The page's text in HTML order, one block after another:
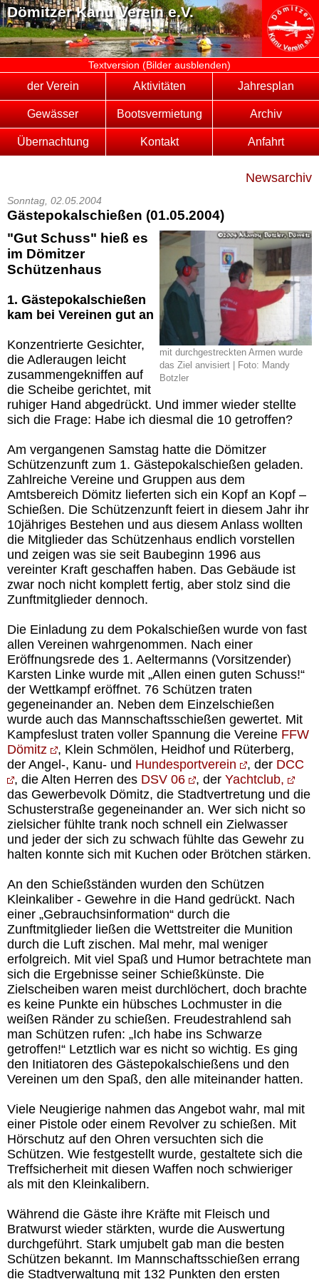
Dömitzer Kanu Verein e.V.
Textversion (Bilder ausblenden)
der Verein Aktivitäten Jahresplan
Gewässer Bootsvermietung Archiv
Übernachtung Kontakt Anfahrt
Newsarchiv
Sonntag, 02.05.2004
Gästepokalschießen (01.05.2004)
mit durchgestreckten Armen wurde
das Ziel anvisiert | Foto: Mandy
Botzler
"Gut Schuss" hieß es
im Dömitzer
Schützenhaus
1. Gästepokalschießen
kam bei Vereinen gut an
Konzentrierte Gesichter,
die Adleraugen leicht
zusammengekniffen auf
die Scheibe gerichtet, mit
ruhiger Hand abgedrückt. Und immer wieder stellte
sich die Frage: Habe ich diesmal die 10 getroffen?
Am vergangenen Samstag hatte die Dömitzer
Schützenzunft zum 1. Gästepokalschießen geladen.
Zahlreiche Vereine und Gruppen aus dem
Amtsbereich Dömitz lieferten sich ein Kopf an Kopf –
Schießen. Die Schützenzunft feiert in diesem Jahr ihr
10jähriges Bestehen und aus diesem Anlass wollten
die Mitglieder das Schützenhaus endlich vorstellen
und zeigen was sie seit Baubeginn 1996 aus
vereinter Kraft geschaffen haben. Das Gebäude ist
zwar noch nicht komplett fertig, aber stolz sind die
Zunftmitglieder dennoch.
Die Einladung zu dem Pokalschießen wurde von fast
allen Vereinen wahrgenommen. Nach einer
Eröffnungsrede des 1. Aeltermanns (Vorsitzender)
Karsten Linke wurde mit „Allen einen guten Schuss!“
der Wettkampf eröffnet. 76 Schützen traten
gegeneinander an. Neben dem Einzelschießen
wurde auch das Mannschaftsschießen gewertet. Mit
Kampfeslust traten voller Spannung die Vereine FFW
Dömitz
, Klein Schmölen, Heidhof und Rüterberg,
der Angel-, Kanu- und Hundesportverein , der DCC
, die Alten Herren des DSV 06 , der Yachtclub,
das Gewerbevolk Dömitz, die Stadtvertretung und die
Schusterstraße gegeneinander an. Wer sich nicht so
zielsicher fühlte trank noch schnell ein Zielwasser
und jeder der sich zu schwach fühlte das Gewehr zu
halten konnte sich mit Kuchen oder Brötchen stärken.
An den Schießständen wurden den Schützen
Kleinkaliber - Gewehre in die Hand gedrückt. Nach
einer „Gebrauchsinformation“ durch die
Zunftmitglieder ließen die Wettstreiter die Munition
durch die Luft zischen. Mal mehr, mal weniger
erfolgreich. Mit viel Spaß und Humor betrachtete man
sich die Ergebnisse seiner Schießkünste. Die
Zielscheiben waren meist durchlöchert, doch brachte
es keine Punkte ein hübsches Lochmuster in die
weißen Ränder zu schießen. Freudestrahlend sah
man Schützen rufen: „Ich habe ins Schwarze
getroffen!“ Letztlich war es nicht so wichtig. Es ging
den Initiatoren des Gästepokalschießens und den
Vereinen um den Spaß, den alle miteinander hatten.
Viele Neugierige nahmen das Angebot wahr, mal mit
einer Pistole oder einem Revolver zu schießen. Mit
Hörschutz auf den Ohren versuchten sich die
Schützen. Wie festgestellt wurde, gestaltete sich die
Treffsicherheit mit diesen Waffen noch schwieriger
als mit den Kleinkalibern.
Während die Gäste ihre Kräfte mit Fleisch und
Bratwurst wieder stärkten, wurde die Auswertung
durchgeführt. Stark umjubelt gab man die besten
Schützen bekannt. Im Mannschaftsschießen errang
die Stadtverwaltung mit 132 Punkten den ersten